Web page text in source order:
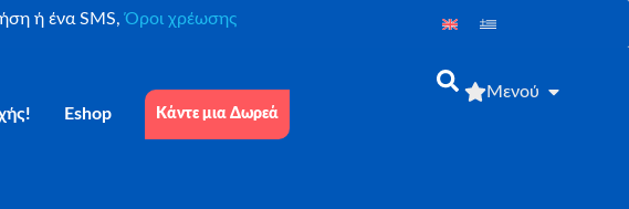
ή ένα SMS,Όροι χρέωσης
Eshop Κάντε μια Δωρεά
Μενού